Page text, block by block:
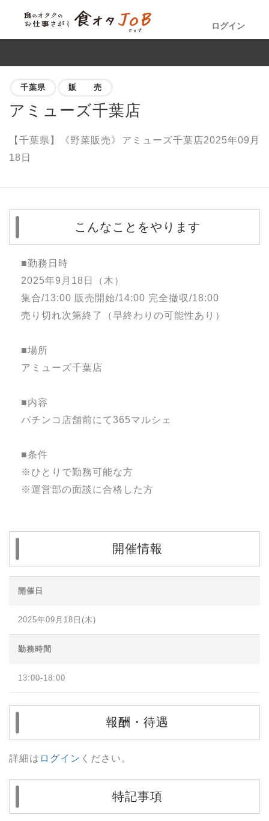
ログイン
千葉県 販 売
アミューズ千葉店
【千葉県】《野菜販売》アミューズ千葉店2025年09月
18日
こんなことをやります
■勤務日時
2025年9月18日（木）
集合/13:00 販売開始/14:00 完全撤収/18:00
売り切れ次第終了（早終わりの可能性あり）
■場所
アミューズ千葉店
■内容
パチンコ店舗前にて365マルシェ
■条件
※ひとりで勤務可能な方
※運営部の面談に合格した方
開催情報
開催日
2025年09月18日(木)
勤務時間
13:00-18:00
報酬・待遇
詳細は ログイン ください。
特記事項